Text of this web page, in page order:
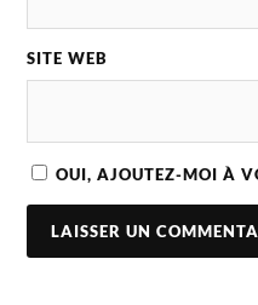
SITE WEB
OUI, AJOUTEZ-MOI À